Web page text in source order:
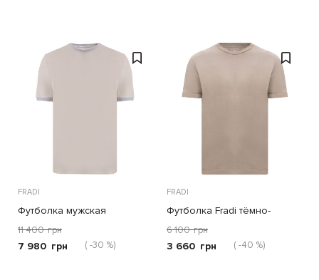
FRADI
Футболка мужская
11 400 грн
7 980 грн ( -30 %)
FRADI
Футболка Fradi тёмно-
бежевая
6 100 грн
3 660 грн ( -40 %)